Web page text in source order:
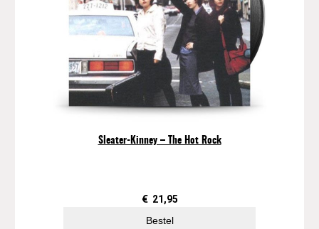
l
u
m
e
a
n
a
Sleater-Kinney – The Hot Rock
€ 21,95
Bestel